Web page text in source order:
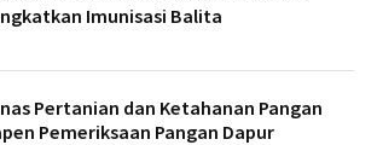
Imunisasi Balita
Pertanian dan Ketahanan Pangan
Pemeriksaan Pangan Dapur